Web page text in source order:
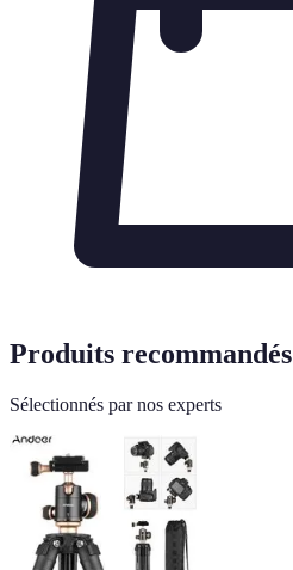
Produits recommandés
Sélectionnés par nos experts